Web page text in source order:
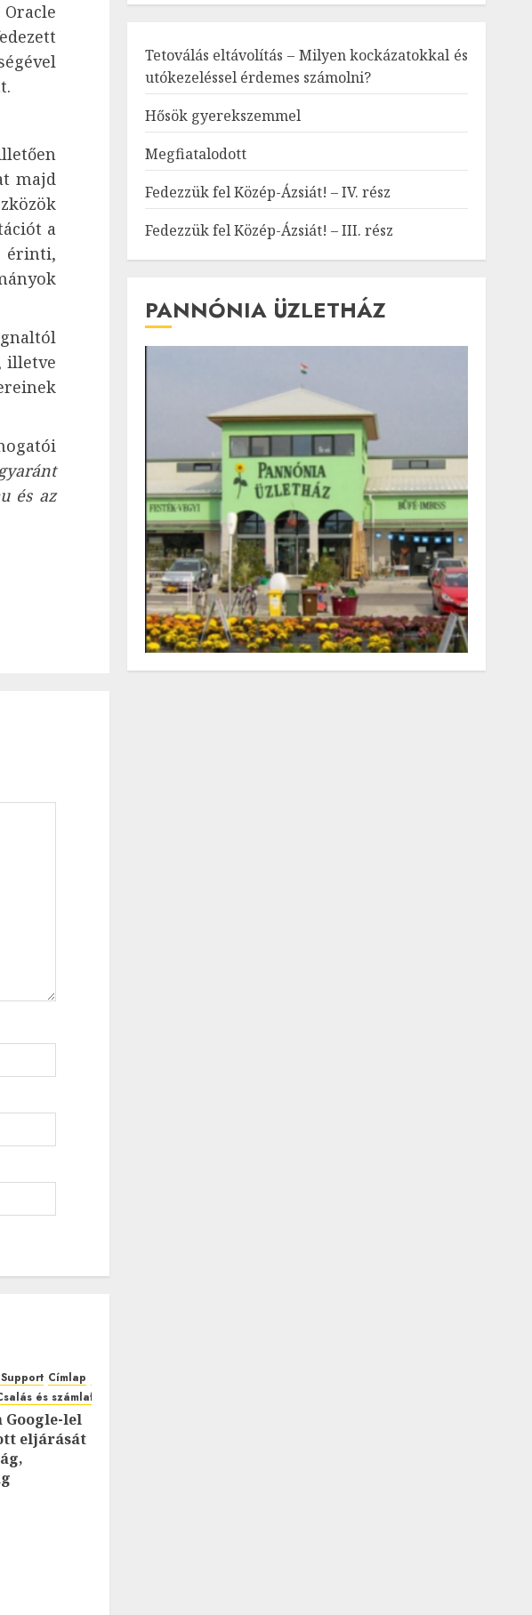
majd
a
érinti,
illetve
és az
Címlap
és számlafeltörés károsultak
Google-lel
eljárását
Tetoválás eltávolítás – Milyen kockázatokkal és
utókezeléssel érdemes számolni?
Hősök gyerekszemmel
Megfiatalodott
Fedezzük fel Közép-Ázsiát! – IV. rész
Fedezzük fel Közép-Ázsiát! – III. rész
PANNÓNIA ÜZLETHÁZ